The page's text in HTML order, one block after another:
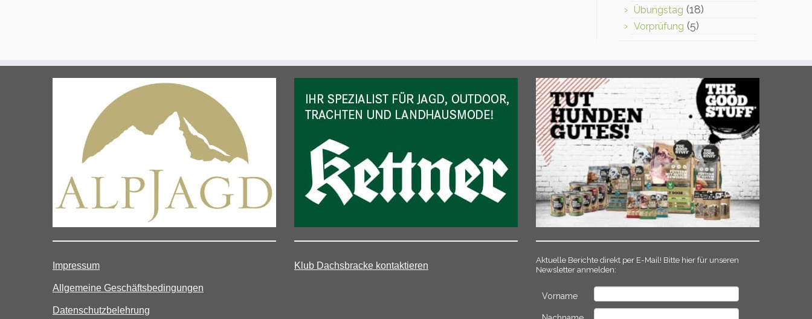
Übungstag (18)
Vorprüfung (5)
Impressum
Allgemeine Geschäftsbedingungen
Datenschutzbelehrung
Klub Dachsbracke kontaktieren
Aktuelle Berichte direkt per E-Mail! Bitte hier für unseren
Newsletter anmelden:
Vorname